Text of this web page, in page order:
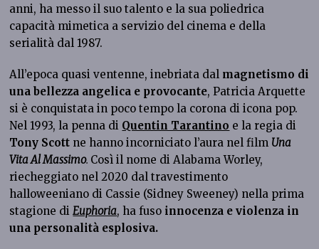
anni, ha messo il suo talento e la sua poliedrica
capacità mimetica a servizio del cinema e della
serialità dal 1987.
All’epoca quasi ventenne, inebriata dal magnetismo di
una bellezza angelica e provocante, Patricia Arquette
si è conquistata in poco tempo la corona di icona pop.
Nel 1993, la penna di Quentin Tarantino e la regia di
Tony Scott ne hanno incorniciato l’aura nel film Una
Vita Al Massimo. Così il nome di Alabama Worley,
riecheggiato nel 2020 dal travestimento
halloweeniano di Cassie (Sidney Sweeney) nella prima
stagione diEuphoria, ha fuso innocenza e violenza in
una personalità esplosiva.